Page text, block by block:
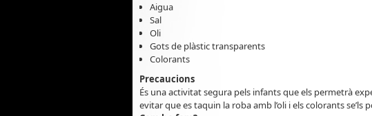
Aigua
Sal
Oli
Gots de plàstic transparents
Colorants
Precaucions
És una activitat segura pels infants que els permetrà
evitar que es taquin la roba amb l’oli i els colorants